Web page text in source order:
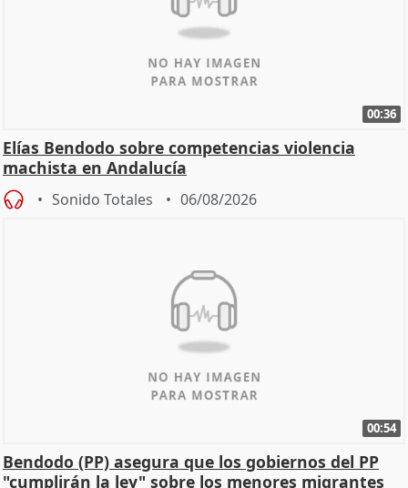
00:36
Elías Bendodo sobre competencias violencia
machista en Andalucía
Sonido Totales 06/08/2026
00:54
Bendodo (PP) asegura que los gobiernos del PP
"cumplirán la ley" sobre los menores migrantes